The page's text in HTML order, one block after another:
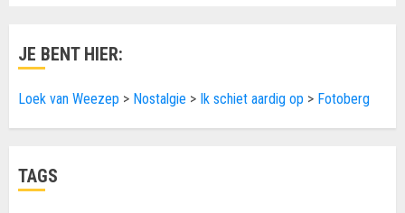
JE BENT HIER:
Loek van Weezep > Nostalgie > Ik schiet aardig op > Fotoberg
TAGS